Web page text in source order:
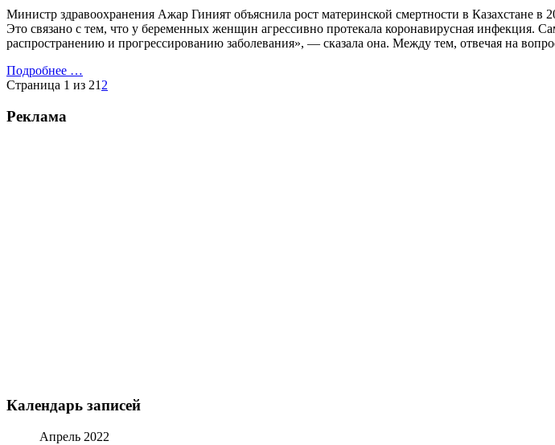
Министр здравоохранения Ажар Гиният объяснила рост материнской смертности в
Это связано с тем, что у беременных женщин агрессивно протекала коронавирусная инфекция.
распространению и прогрессированию заболевания», — сказала она. Между тем, отвечая на
Подробнее …
Страница 1 из 21 2
Реклама
Календарь записей
Апрель 2022